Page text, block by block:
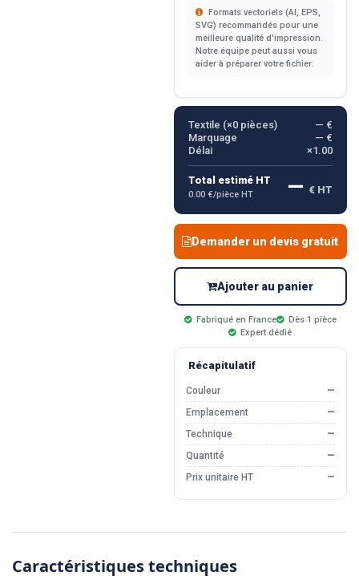
Formats vectoriels (AI, EPS,
SVG) recommandés pour une
meilleure qualité d'impression.
Notre équipe peut aussi vous
aider à préparer votre fichier.
Textile (×0pièces)
— €
Marquage
— €
Délai
×1.00
Total estimé HT
0.00 €/pièce HT — € HT
Demander un devis gratuit
Ajouter au panier
Fabriqué en France
Dès 1 pièce
Expert dédié
Récapitulatif
Couleur
—
Emplacement
—
Technique
—
Quantité
—
Prix unitaire HT
—
Caractéristiques techniques